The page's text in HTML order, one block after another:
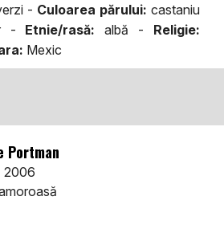
- Culoarea părului: castaniu
- Etnie/rasă: albă - Religie:
Mexic
Portman
2006